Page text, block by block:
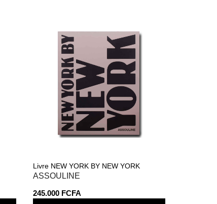
Livre NEW YORK BY NEW YORK
ASSOULINE
245.000 FCFA